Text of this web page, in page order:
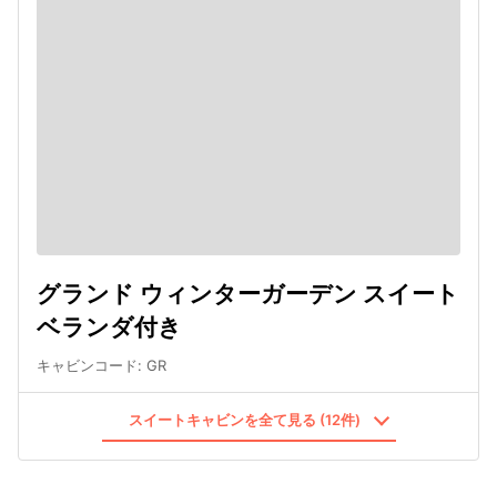
グランド ウィンターガーデン スイート
ベランダ付き
キャビンコード: GR
スイートキャビンを全て見る (12件)